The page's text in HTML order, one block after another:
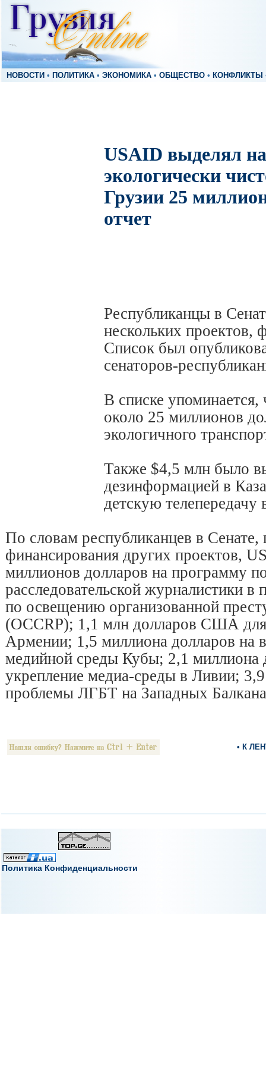
НОВОСТИ • ПОЛИТИКА • ЭКОНОМИКА • ОБЩЕСТВО • КОНФЛИКТЫ
USAID выделял
экологически
Грузии 25
отчет
Республиканцы в
нескольких
Список был
сенаторов-
В списке
около 25 миллионов
экологичного
Также $4,5 млн было
дезинформацией в
детскую телепередачу
По словам республиканцев в
финансирования других проектов,
миллионов долларов на программу
расследовательской журналистики в
по освещению организованной
(OCCRP); 1,1 млн долларов США
Армении; 1,5 миллиона долларов на
медийной среды Кубы; 2,1 миллиона
укрепление медиа-среды в Ливии;
проблемы ЛГБТ на Западных
• К
Политика Конфиденциальности